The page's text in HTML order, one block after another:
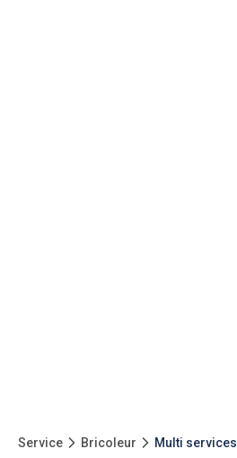
Service Bricoleur Multi services